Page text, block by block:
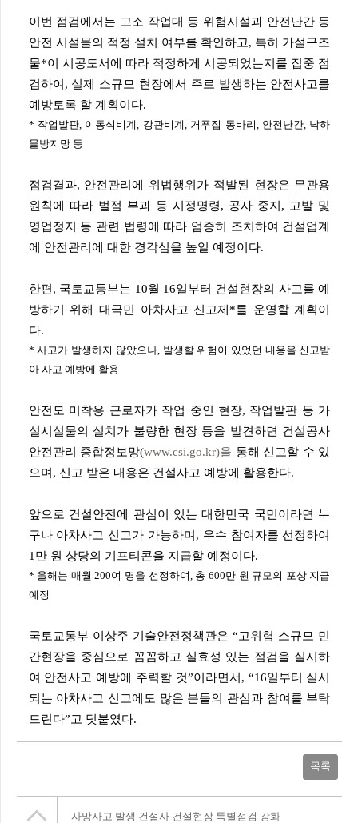
이번 점검에서는 고소 작업대 등 위험시설과 안전난간 등
안전 시설물의 적정 설치 여부를 확인하고, 특히 가설구조
물*이 시공도서에 따라 적정하게 시공되었는지를 집중 점
검하여, 실제 소규모 현장에서 주로 발생하는 안전사고를
예방토록 할 계획이다.
* 작업발판, 이동식비계, 강관비계, 거푸집 동바리, 안전난간, 낙하
물방지망 등
점검결과, 안전관리에 위법행위가 적발된 현장은 무관용
원칙에 따라 벌점 부과 등 시정명령, 공사 중지, 고발 및
영업정지 등 관련 법령에 따라 엄중히 조치하여 건설업계
에 안전관리에 대한 경각심을 높일 예정이다.
한편, 국토교통부는 10월 16일부터 건설현장의 사고를 예
방하기 위해 대국민 아차사고 신고제*를 운영할 계획이
다.
* 사고가 발생하지 않았으나, 발생할 위험이 있었던 내용을 신고받
아 사고 예방에 활용
안전모 미착용 근로자가 작업 중인 현장, 작업발판 등 가
설시설물의 설치가 불량한 현장 등을 발견하면 건설공사
안전관리 종합정보망(www.csi.go.kr)을 통해 신고할 수 있
으며, 신고 받은 내용은 건설사고 예방에 활용한다.
앞으로 건설안전에 관심이 있는 대한민국 국민이라면 누
구나 아차사고 신고가 가능하며, 우수 참여자를 선정하여
1만 원 상당의 기프티콘을 지급할 예정이다.
* 올해는 매월 200여 명을 선정하여, 총 600만 원 규모의 포상 지급
예정
국토교통부 이상주 기술안전정책관은 “고위험 소규모 민
간현장을 중심으로 꼼꼼하고 실효성 있는 점검을 실시하
여 안전사고 예방에 주력할 것”이라면서, “16일부터 실시
되는 아차사고 신고에도 많은 분들의 관심과 참여를 부탁
드린다”고 덧붙였다.
목록
사망사고 발생 건설사 건설현장 특별점검 강화